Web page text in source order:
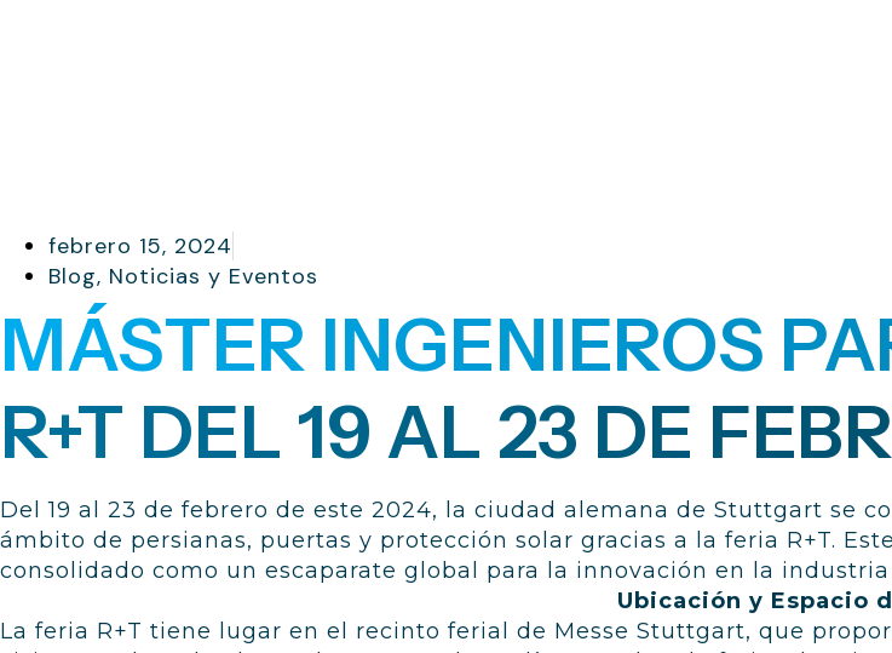
febrero 15, 2024
Blog, Noticias y Eventos
MÁSTER INGENIEROS
R+T DEL 19 AL 23 DE
Del 19 al 23 de febrero de este 2024, la ciudad alemana de Stuttgart se
ámbito de persianas, puertas y protección solar gracias a la feria R+T.
consolidado como un escaparate global para la innovación en la
Ubicación y Espacio
La feria R+T tiene lugar en el recinto ferial de Messe Stuttgart, que